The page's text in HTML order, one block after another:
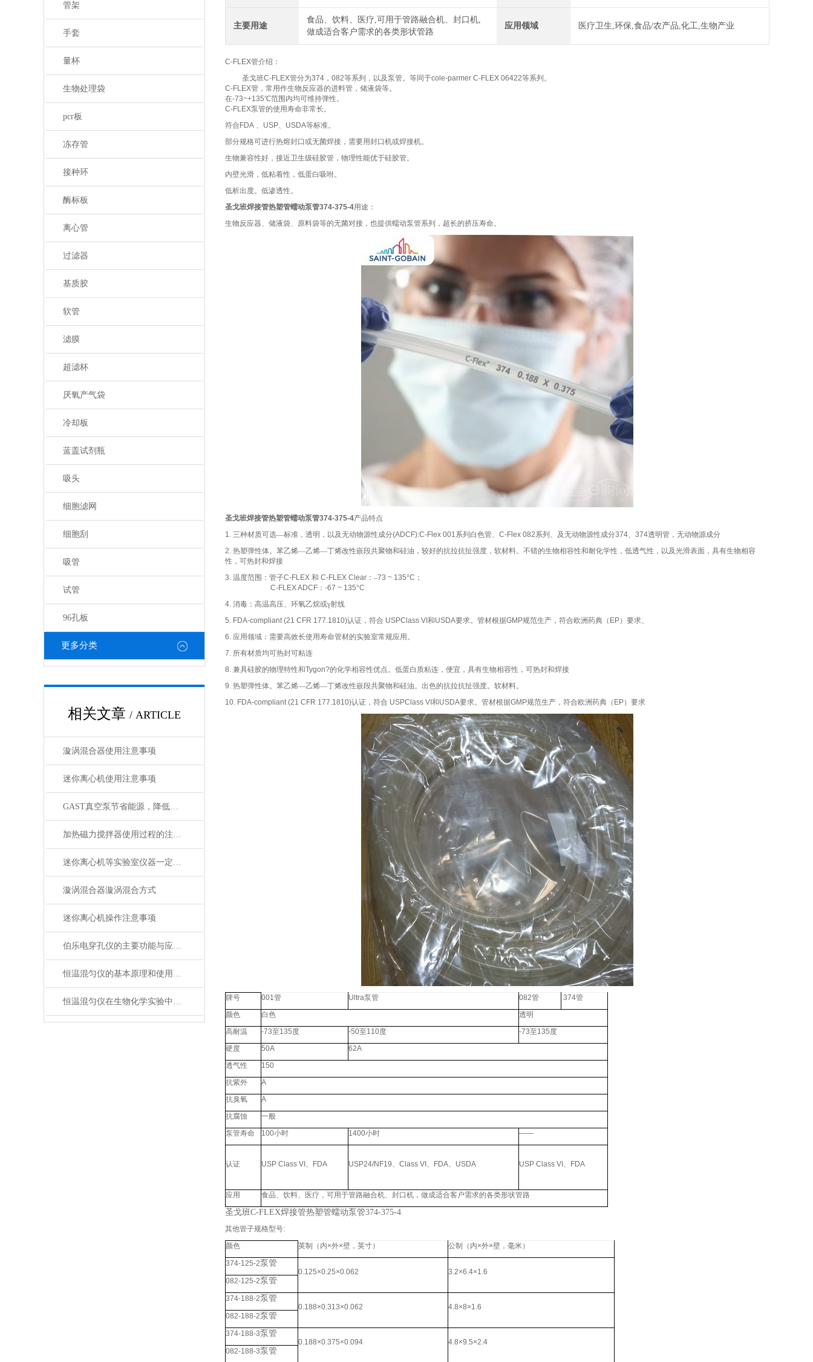
管架
手套
量杯
生物处理袋
pcr板
冻存管
接种环
酶标板
离心管
过滤器
基质胶
软管
滤膜
超滤杯
厌氧产气袋
冷却板
蓝盖试剂瓶
吸头
细胞滤网
细胞刮
吸管
试管
96孔板
更多分类
相关文章 / ARTICLE
漩涡混合器使用注意事项
迷你离心机使用注意事项
GAST真空泵节省能源，降低噪音
加热磁力搅拌器使用过程的注意事项
迷你离心机等实验室仪器一定要注意维护保养
漩涡混合器漩涡混合方式
迷你离心机操作注意事项
伯乐电穿孔仪的主要功能与应用是怎样的
恒温混匀仪的基本原理和使用方法介绍
恒温混匀仪在生物化学实验中的应用分析
主要用途
食品、饮料、医疗,可用于管路融合机、封口机,
做成适合客户需求的各类形状管路
应用领域 医疗卫生,环保,食品/农产品,化工,生物产业
C-FLEX管介绍：
圣戈班C-FLEX管分为374 ， 082等系列，以及泵管。等同于cole-parmer C-FLEX 06422等系列。
C-FLEX管，常用作生物反应器的进料管，储液袋等。
在-73~+135℃范围内均可维持弹性。
C-FLEX泵管的使用寿命非常长。
符合 FDA 、 USP、 USDA等标准。
部分规格可进行热熔封口或无菌焊接，需要用封口机或焊接机。
生物兼容性好，接近卫生级硅胶管，物理性能优于硅胶管。
内壁光滑，低粘着性，低蛋白吸咐。
低析出度。低渗透性。
圣戈班焊接管热塑管蠕动泵管374-375-4用途：
生物反应器、储液袋、原料袋等的无菌对接，也提供蠕动泵管系列，超长的挤压寿命。
圣戈班焊接管热塑管蠕动泵管374-375-4产品特点
1. 三种材质可选—标准，透明，以及无动物源性成分(ADCF):C-Flex 001系列白色管、 C-Flex 082系列、及无动物源性成分374、 374透明管，无动物源成分
2. 热塑弹性体。苯乙烯—乙烯—丁烯改性嵌段共聚物和硅油，较好的抗拉抗扯强度，软材料。不错的生物相容性和耐化学性，低透气性，以及光滑表面，具有生物相容
性，可热封和焊接
3. 温度范围：管子C-FLEX 和 C-FLEX Clear ：–73 ~ 135°C ；
C-FLEX ADCF ： -67 ~ 135°C
4. 消毒：高温高压、环氧乙烷或γ射线
5. FDA-compliant (21 CFR 177.1810)认证，符合 USPClass VI 和USDA要求。管材根据GMP规范生产，符合欧洲药典（ EP）要求、
6. 应用领域：需要高效长使用寿命管材的实验室常规应用。
7. 所有材质均可热封可粘连
8. 兼具硅胶的物理特性和Tygon?的化学相容性优点。低蛋白质粘连，便宜，具有生物相容性，可热封和焊接
9. 热塑弹性体。苯乙烯—乙烯—丁烯改性嵌段共聚物和硅油。出色的抗拉抗扯强度。软材料。
10. FDA-compliant (21 CFR 177.1810)认证，符合 USPClass VI 和USDA要求。管材根据GMP规范生产，符合欧洲药典（ EP）要求
牌号 001管 Ultra泵管 082管 374管
颜色
白色
透明
高耐温
-73至135度 -50至110度 -73至135度
硬度
50A
62A
透气性
150
抗紫外
A
抗臭氧
A
抗腐蚀
一般
泵管寿命
100小时 1400小时 ——
认证 USP Class VI 、 FDA USP24/NF19、 Class VI 、 FDA、 USDA USP Class VI 、 FDA
应用 食品、饮料、医疗，可用于管路融合机、封口机，做成适合客户需求的各类形状管路
圣戈班C-FLEX焊接管热塑管蠕动泵管374-375-4
其他管子规格型号:
颜色
英制（内×外×壁，英寸） 公制（内×外×壁，毫米）
374-125-2泵管
0.125×0.25×0.062
3.2×6.4×1.6
082-125-2泵管
374-188-2泵管
0.188×0.313×0.062
4.8×8×1.6
082-188-2泵管
374-188-3泵管
0.188×0.375×0.094
4.8×9.5×2.4
082-188-3泵管